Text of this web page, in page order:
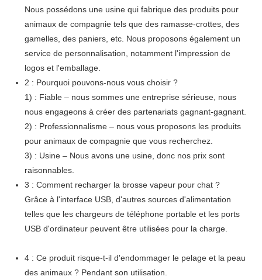
Nous possédons une usine qui fabrique des produits pour
animaux de compagnie tels que des ramasse-crottes, des
gamelles, des paniers, etc. Nous proposons également un
service de personnalisation, notamment l'impression de
logos et l'emballage.
2 : Pourquoi pouvons-nous vous choisir ?
1) : Fiable – nous sommes une entreprise sérieuse, nous
nous engageons à créer des partenariats gagnant-gagnant.
2) : Professionnalisme – nous vous proposons les produits
pour animaux de compagnie que vous recherchez.
3) : Usine – Nous avons une usine, donc nos prix sont
raisonnables.
3 : Comment recharger la brosse vapeur pour chat ?
Grâce à l'interface USB, d'autres sources d'alimentation
telles que les chargeurs de téléphone portable et les ports
USB d'ordinateur peuvent être utilisées pour la charge.
4 : Ce produit risque-t-il d'endommager le pelage et la peau
des animaux ? Pendant son utilisation.